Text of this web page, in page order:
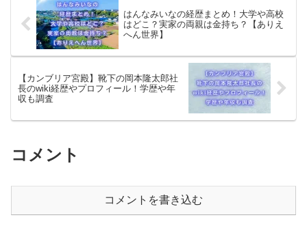
はんなみいなの経歴まとめ！大学や高校
はどこ？実家の両親は金持ち？【ありえ
へん世界】
【カンブリア宮殿】靴下の岡本隆太郎社
長のwiki経歴やプロフィール！学歴や年
収も調査
コメント
コメントを書き込む